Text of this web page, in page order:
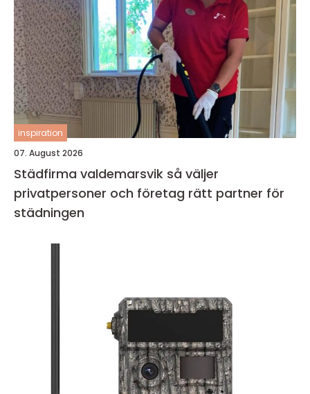
inspiration
07. August 2026
Städfirma valdemarsvik så väljer
privatpersoner och företag rätt partner för
städningen